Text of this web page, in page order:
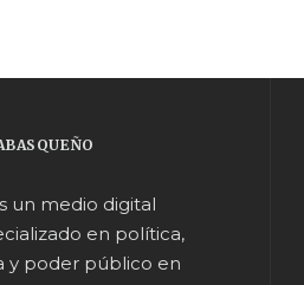
un medio digital
en política,
y poder público en